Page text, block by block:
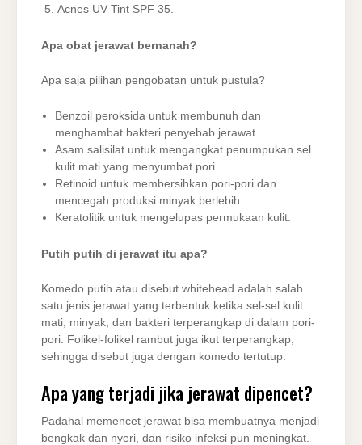
Acnes UV Tint SPF 35.
Apa obat jerawat bernanah?
Apa saja pilihan pengobatan untuk pustula?
Benzoil peroksida untuk membunuh dan
menghambat bakteri penyebab jerawat.
Asam salisilat untuk mengangkat penumpukan sel
kulit mati yang menyumbat pori.
Retinoid untuk membersihkan pori-pori dan
mencegah produksi minyak berlebih.
Keratolitik untuk mengelupas permukaan kulit.
Putih putih di jerawat itu apa?
Komedo putih atau disebut whitehead adalah salah
satu jenis jerawat yang terbentuk ketika sel-sel kulit
mati, minyak, dan bakteri terperangkap di dalam pori-
pori. Folikel-folikel rambut juga ikut terperangkap,
sehingga disebut juga dengan komedo tertutup.
Apa yang terjadi jika jerawat dipencet?
Padahal memencet jerawat bisa membuatnya menjadi
bengkak dan nyeri, dan risiko infeksi pun meningkat.